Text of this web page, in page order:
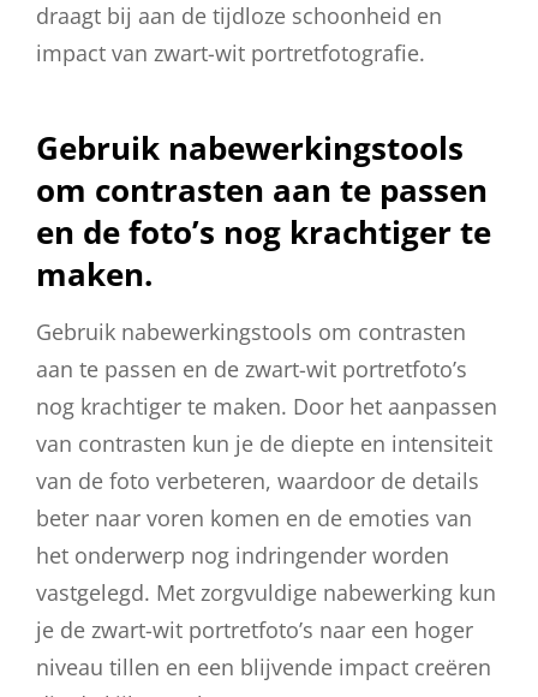
draagt bij aan de tijdloze schoonheid en
impact van zwart-wit portretfotografie.
Gebruik nabewerkingstools
om contrasten aan te passen
en de foto’s nog krachtiger te
maken.
Gebruik nabewerkingstools om contrasten
aan te passen en de zwart-wit portretfoto’s
nog krachtiger te maken. Door het aanpassen
van contrasten kun je de diepte en intensiteit
van de foto verbeteren, waardoor de details
beter naar voren komen en de emoties van
het onderwerp nog indringender worden
vastgelegd. Met zorgvuldige nabewerking kun
je de zwart-wit portretfoto’s naar een hoger
niveau tillen en een blijvende impact creëren